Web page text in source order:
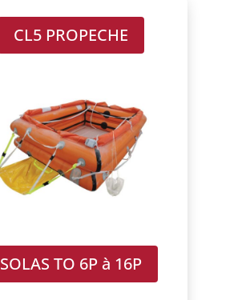
CL5 PROPECHE
SOLAS TO 6P à 16P